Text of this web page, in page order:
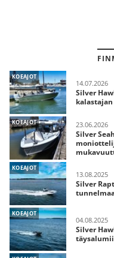
KOEAJOT
14.07.2026
Silver
KOEAJOT 23.06.2026
Silver
KOEAJOT
13.08.2025
Silver
KOEAJOT
04.08.2025
Silver